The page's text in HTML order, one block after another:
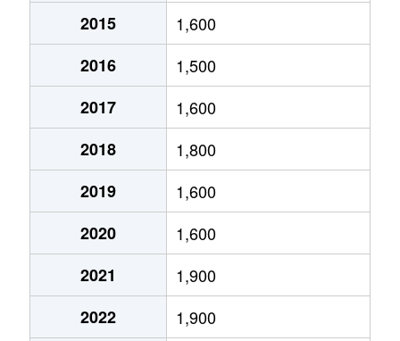
鳴海町
3,400万円 鳴海
鳴海町
1,700万円 鳴海
鳴海町
2,200万円 鳴海
鳴海町
1,000万円 鳴海
鳴海町
580万円 野並
鳴海町
190万円 野並
鳴海町
3,200万円 野並
桶狭間森前
2,000万円
5,500万円
4,200万円
鎌倉台
7,600万円
5,200万円
2,500万円
3,700万円
神の倉
3,700万円
徳重
大高町
9,000万円
大高町
3,900万円
大高町
3,300万円
大高町
2,300万円
大高町
3,400万円
大高町
4,500万円
大高町
6,500万円
大高町
3,800万円
2015
1,600
2016
1,500
2017
1,600
2018
1,800
2019
1,600
2020
1,600
2021
1,900
2022
1,900